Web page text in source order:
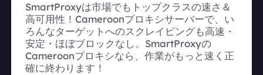
SmartProxyは市場でもトップクラスの速さ＆
高可用性！Cameroonプロキシサーバーで、い
ろんなターゲットへのスクレイピングも高速・
安定・ほぼブロックなし。SmartProxyの
Cameroonプロキシなら、作業がもっと速く正
確に終わります！